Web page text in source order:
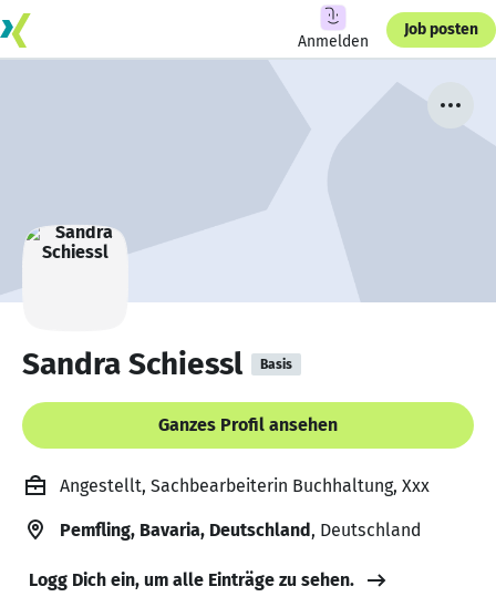
Anmelden
Job posten
Sandra Schiessl Basis
Ganzes Profil ansehen
Angestellt, Sachbearbeiterin Buchhaltung, Xxx
Pemfling, Bavaria, Deutschland, Deutschland
Logg Dich ein, um alle Einträge zu sehen.